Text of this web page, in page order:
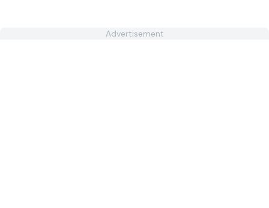
Advertisement